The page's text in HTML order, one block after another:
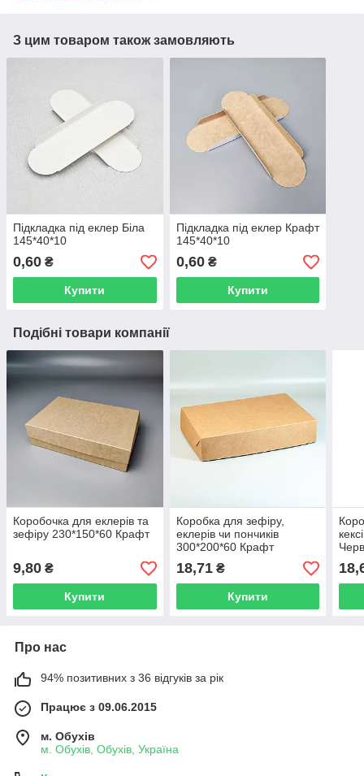
З цим товаром також замовляють
Підкладка під еклер Біла
145*40*10
0,60 ₴
Купити
Підкладка під еклер Крафт
145*40*10
0,60₴
Купити
Подібні товари компанії
Коробочка для еклерів та
зефіру 230*150*60 Крафт
9,80 ₴
Купити
Коробка для зефіру,
еклерів чи пончиків
300*200*60 Крафт
18,71₴
Купити
Про нас
94% позитивних з 36 відгуків за рік
Працює з 09.06.2015
м. Обухів
м. Обухів, Обухів, Україна